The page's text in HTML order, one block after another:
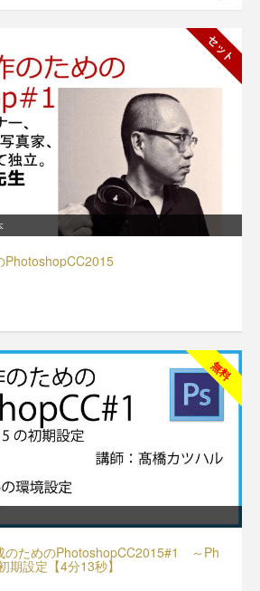
セット
PhotoshopCC2015
無料
のためのPhotoshopCC2015#1 ～Ph
期設定【4分13秒】